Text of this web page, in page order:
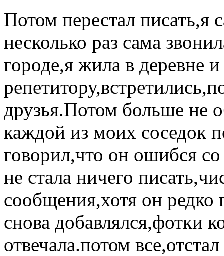
Потом перестал писать,я
несколько раз сама
городе,я жила в деревне
друзья.Потом больше не
каждой из моих соседок
говорил,что он ошибся
не стала ничего
сообщения,хотя он редко
снова добавлялся,фотки
отвечала.потом